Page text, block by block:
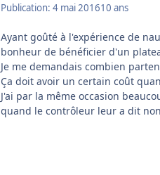
Publication: 4 mai 201610 ans
Ayant goûté à l'expérience de
bonheur de bénéficier d'un
Je me demandais combien
Ça doit avoir un certain coût
J'ai par la même occasion
quand le contrôleur leur a dit